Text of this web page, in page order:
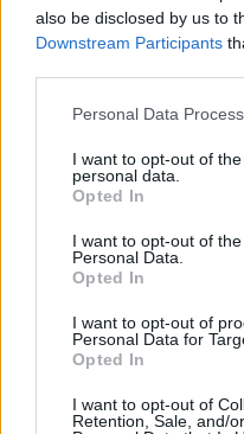
also be disclosed by us to
Downstream Participants
Personal Data
I want to opt-out of
personal data.
Opted In
I want to opt-out of
Personal Data.
Opted In
I want to opt-out of
Personal Data for
Opted In
I want to opt-out of
Retention, Sale, and/
között. Ezen térképen
kétszázezer érintett neve,
A keresett cikk a
regisztrációhoz kötött.
Az előfizetés a
Portfolio.hu teljes
Kötéslisták: BÉT
kötéslistái